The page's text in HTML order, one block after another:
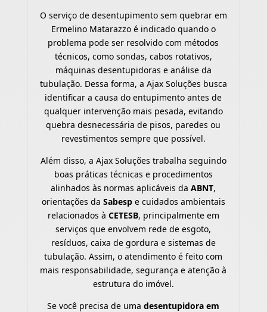
O serviço de desentupimento sem quebrar em
Ermelino Matarazzo é indicado quando o
problema pode ser resolvido com métodos
técnicos, como sondas, cabos rotativos,
máquinas desentupidoras e análise da
tubulação. Dessa forma, a Ajax Soluções busca
identificar a causa do entupimento antes de
qualquer intervenção mais pesada, evitando
quebra desnecessária de pisos, paredes ou
revestimentos sempre que possível.
Além disso, a Ajax Soluções trabalha seguindo
boas práticas técnicas e procedimentos
alinhados às normas aplicáveis daABNT,
orientações da Sabespe cuidados ambientais
relacionados à CETESB, principalmente em
serviços que envolvem rede de esgoto,
resíduos, caixa de gordura e sistemas de
tubulação. Assim, o atendimento é feito com
mais responsabilidade, segurança e atenção à
estrutura do imóvel.
Se você precisa de umadesentupidora em